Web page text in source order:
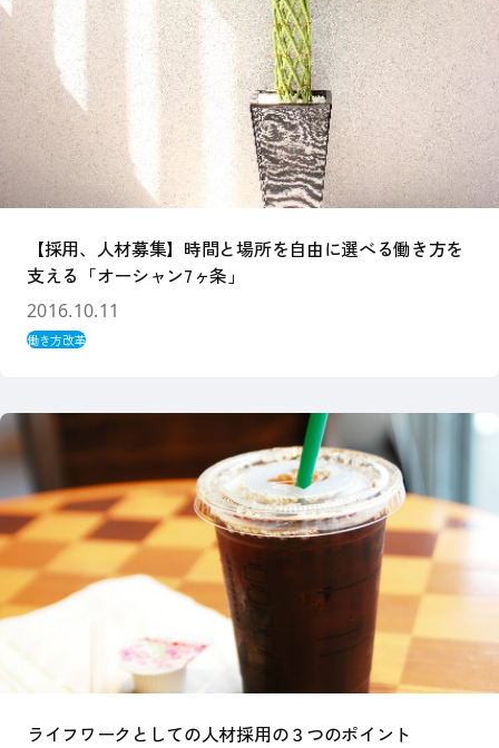
【採用、人材募集】時間と場所を自由に選べる働き方を
支える「オーシャン7ヶ条」
2016.10.11
働き方改革
ライフワークとしての人材採用の３つのポイント